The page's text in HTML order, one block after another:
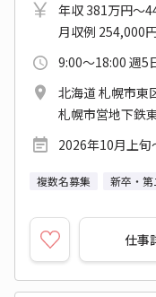
年収 381万円～
月収例 254,000
9:00～18:00 週5
北海道 札幌市東
札幌市営地下鉄
2026年10月上旬
複数名募集 新卒・
仕事